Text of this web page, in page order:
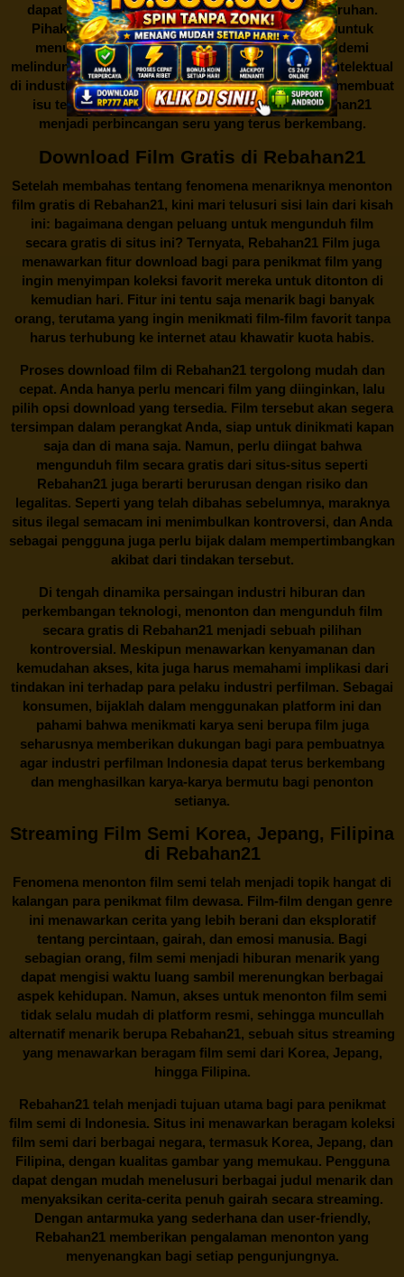
dapat merugikan industri perfilman secara keseluruhan.
Pihak berwenang pun turut terlibat dalam upaya untuk
menutup situs-situs ilegal semacam Rebahan21 demi
melindungi keberlangsungan bisnis dan kekayaan intelektual
di industri hiburan. Konflik kepentingan inilah yang membuat
isu tentang menonton film secara gratis diRebahan21
menjadi perbincangan seru yang terus berkembang.
Download Film Gratis di Rebahan21
Setelah membahas tentang fenomena menariknya menonton
film gratis di Rebahan21, kini mari telusuri sisi lain dari kisah
ini: bagaimana dengan peluang untuk mengunduh film
secara gratis di situs ini? Ternyata, Rebahan21 Film juga
menawarkan fitur download bagi para penikmat film yang
ingin menyimpan koleksi favorit mereka untuk ditonton di
kemudian hari. Fitur ini tentu saja menarik bagi banyak
orang, terutama yang ingin menikmati film-film favorit tanpa
harus terhubung ke internet atau khawatir kuota habis.
Proses download film di Rebahan21tergolong mudah dan
cepat. Anda hanya perlu mencari film yang diinginkan, lalu
pilih opsi download yang tersedia. Film tersebut akan segera
tersimpan dalam perangkat Anda, siap untuk dinikmati kapan
saja dan di mana saja. Namun, perlu diingat bahwa
mengunduh film secara gratis dari situs-situs seperti
Rebahan21 juga berarti berurusan dengan risiko dan
legalitas. Seperti yang telah dibahas sebelumnya, maraknya
situs ilegal semacam ini menimbulkan kontroversi, dan Anda
sebagai pengguna juga perlu bijak dalam mempertimbangkan
akibat dari tindakan tersebut.
Di tengah dinamika persaingan industri hiburan dan
perkembangan teknologi, menonton dan mengunduh film
secara gratis di Rebahan21 menjadi sebuah pilihan
kontroversial. Meskipun menawarkan kenyamanan dan
kemudahan akses, kita juga harus memahami implikasi dari
tindakan ini terhadap para pelaku industri perfilman. Sebagai
konsumen, bijaklah dalam menggunakan platform ini dan
pahami bahwa menikmati karya seni berupa film juga
seharusnya memberikan dukungan bagi para pembuatnya
agar industri perfilman Indonesia dapat terus berkembang
dan menghasilkan karya-karya bermutu bagi penonton
setianya.
Streaming Film Semi Korea, Jepang, Filipina
di Rebahan21
Fenomena menonton film semi telah menjadi topik hangat di
kalangan para penikmat film dewasa. Film-film dengan genre
ini menawarkan cerita yang lebih berani dan eksploratif
tentang percintaan, gairah, dan emosi manusia. Bagi
sebagian orang, film semi menjadi hiburan menarik yang
dapat mengisi waktu luang sambil merenungkan berbagai
aspek kehidupan. Namun, akses untuk menonton film semi
tidak selalu mudah di platform resmi, sehingga muncullah
alternatif menarik berupa Rebahan21, sebuah situs streaming
yang menawarkan beragam film semi dari Korea, Jepang,
hingga Filipina.
Rebahan21telah menjadi tujuan utama bagi para penikmat
film semi di Indonesia. Situs ini menawarkan beragam koleksi
film semi dari berbagai negara, termasuk Korea, Jepang, dan
Filipina, dengan kualitas gambar yang memukau. Pengguna
dapat dengan mudah menelusuri berbagai judul menarik dan
menyaksikan cerita-cerita penuh gairah secara streaming.
Dengan antarmuka yang sederhana dan user-friendly,
Rebahan21 memberikan pengalaman menonton yang
menyenangkan bagi setiap pengunjungnya.